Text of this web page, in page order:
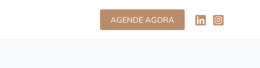
AGENDE AGORA